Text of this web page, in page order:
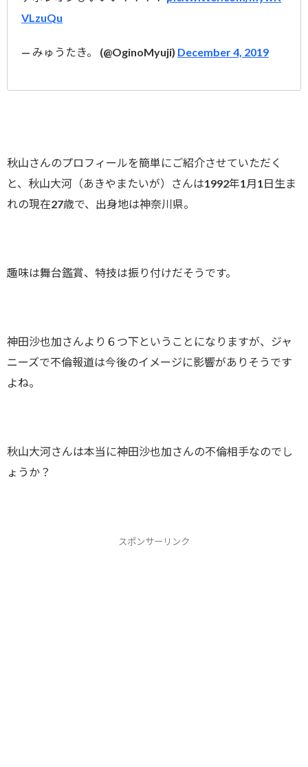
VLzuQu
— みゅうたき。 (@OginoMyuji) December 4, 2019
秋山さんのプロフィールを簡単にご紹介させていただく
と、秋山大河（あきやまたいが）さんは1992年1月1日生ま
れの現在27歳で、出身地は神奈川県。
趣味は舞台鑑賞、特技は振り付けだそうです。
神田沙也加さんより６つ下ということになりますが、ジャ
ニーズで不倫報道は今後のイメージに影響がありそうです
よね。
秋山大河さんは本当に神田沙也加さんの不倫相手なのでし
ょうか？
スポンサーリンク